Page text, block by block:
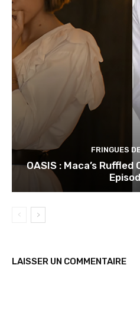
FRINGUES
OASIS : Maca’s
LAISSER UN COMMENTAIRE